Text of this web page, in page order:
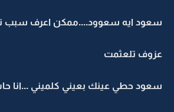
سعود ايه سعوود....ممكن اعرف سبب
عزوف تلعثمت
سعود حطي عينك بعيني كلميني ...انا